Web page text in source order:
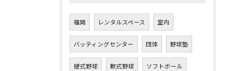
福岡 レンタルスペース 室内
バッティングセンター 団体 野球塾
硬式野球 軟式野球 ソフトボール